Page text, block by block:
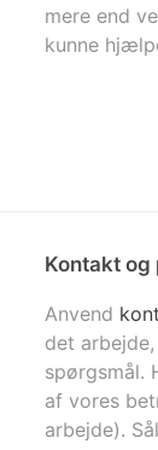
mere end
kunne
Kontakt og
Anvend
det
spørgsmål.
af vores
arbejde).